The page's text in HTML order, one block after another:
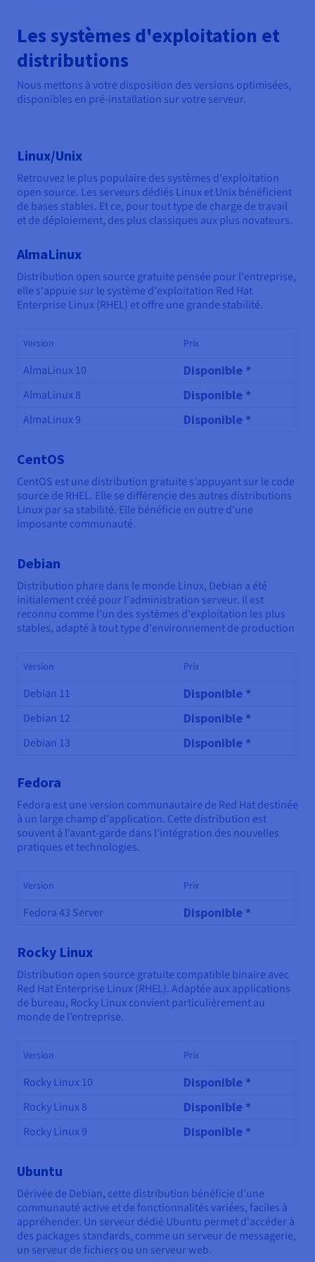
Disponibilités par régions
Documentation
Roadmap & Changelog
Roadmap & Changelog
Documentation
Roadmap & Changelog
Les systèmes d'exploitation et
distributions
Nous mettons à votre disposition des versions optimisées,
disponibles en pré-installation sur votre serveur.
Linux/Unix
Retrouvez le plus populaire des systèmes d'exploitation
open source. Les serveurs dédiés Linux et Unix bénéficient
de bases stables. Et ce, pour tout type de charge de travail
et de déploiement, des plus classiques aux plus novateurs.
AlmaLinux
Distribution open source gratuite pensée pour l'entreprise,
elle s'appuie sur le système d'exploitation Red Hat
Enterprise Linux (RHEL) et offre une grande stabilité.
Version Prix
AlmaLinux 10 Disponible *
AlmaLinux 8 Disponible *
AlmaLinux 9 Disponible *
CentOS
CentOS est une distribution gratuite s’appuyant sur le code
source de RHEL. Elle se différencie des autres distributions
Linux par sa stabilité. Elle bénéficie en outre d'une
imposante communauté.
Debian
Distribution phare dans le monde Linux, Debian a été
initialement créé pour l'administration serveur. Il est
reconnu comme l'un des systèmes d'exploitation les plus
stables, adapté à tout type d'environnement de production
Version Prix
Debian 11 Disponible *
Debian 12 Disponible *
Debian 13 Disponible *
Fedora
Fedora est une version communautaire de Red Hat destinée
à un large champ d'application. Cette distribution est
souvent à l’avant-garde dans l'intégration des nouvelles
pratiques et technologies.
Version Prix
Fedora 43 Server Disponible *
Rocky Linux
Distribution open source gratuite compatible binaire avec
Red Hat Enterprise Linux (RHEL). Adaptée aux applications
de bureau, Rocky Linux convient particulièrement au
monde de l’entreprise.
Version Prix
Rocky Linux 10 Disponible *
Rocky Linux 8 Disponible *
Rocky Linux 9 Disponible *
Ubuntu
Dérivée de Debian, cette distribution bénéficie d’une
communauté active et de fonctionnalités variées, faciles à
appréhender. Un serveur dédié Ubuntu permet d'accéder à
des packages standards, comme un serveur de messagerie,
un serveur de fichiers ou un serveur web.